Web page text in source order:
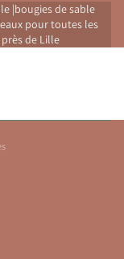
|bougies de sable
pour toutes les
de Lille